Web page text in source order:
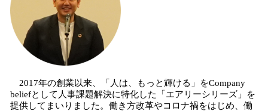
2017年の創業以来、「人は、もっと輝ける」をCompany
beliefとして人事課題解決に特化した「エアリーシリーズ」を
提供してまいりました。働き方改革やコロナ禍をはじめ、働